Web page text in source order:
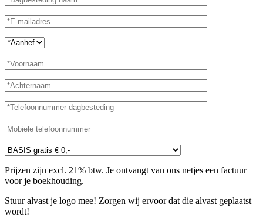
Prijzen zijn excl. 21% btw. Je ontvangt van ons netjes een factuur
voor je boekhouding.
Stuur alvast je logo mee! Zorgen wij ervoor dat die alvast geplaatst
wordt!